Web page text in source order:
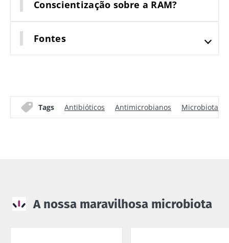
Conscientização sobre a RAM?
Fontes
Tags Antibióticos Antimicrobianos Microbiota
A nossa maravilhosa microbiota